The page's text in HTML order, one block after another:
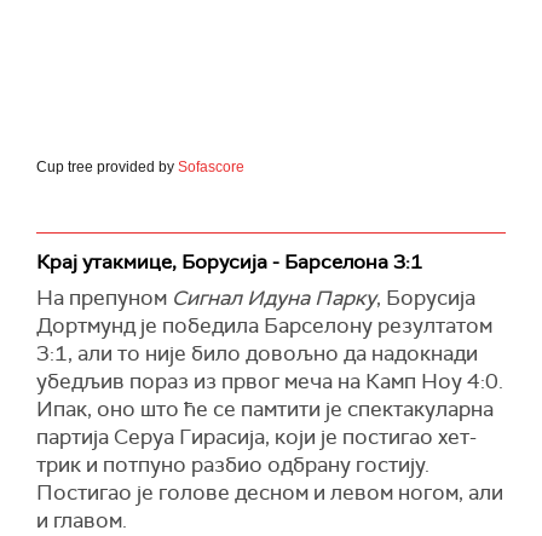
Cup tree provided by Sofascore
Крај утакмице, Борусија - Барселона 3:1
На препуном Сигнал Идуна Парку, Борусија
Дортмунд је победила Барселону резултатом
3:1, али то није било довољно да надокнади
убедљив пораз из првог меча на Камп Ноу 4:0.
Ипак, оно што ће се памтити је спектакуларна
партија Серуа Гирасија, који је постигао хет-
трик и потпуно разбио одбрану гостију.
Постигао је голове десном и левом ногом, али
и главом.